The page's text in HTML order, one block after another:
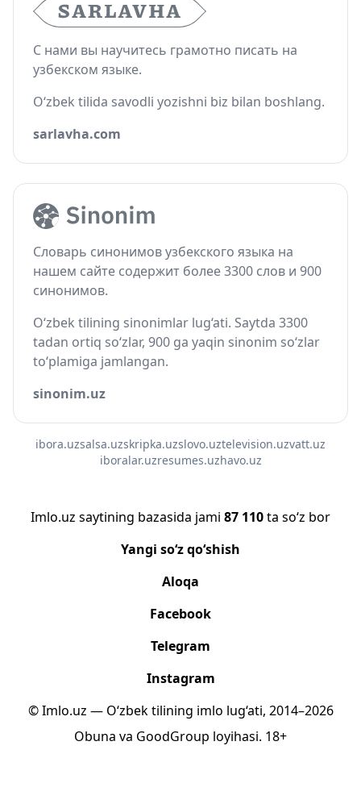
С нами вы научитесь грамотно писать на
узбекском языке.
O‘zbek tilida savodli yozishni biz bilan boshlang.
sarlavha.com
Словарь синонимов узбекского языка на
нашем сайте содержит более 3300 слов и 900
синонимов.
O‘zbek tilining sinonimlar lug‘ati. Saytda 3300
tadan ortiq so‘zlar, 900 ga yaqin sinonim so‘zlar
to‘plamiga jamlangan.
sinonim.uz
ibora.uzsalsa.uzskripka.uzslovo.uztelevision.uzvatt.uz
iboralar.uzresumes.uzhavo.uz
Imlo.uz saytining bazasida jami 87 110ta so‘z bor
Yangi so‘z qo‘shish
Aloqa
Facebook
Telegram
Instagram
© Imlo.uz — O‘zbek tilining imlo lug‘ati, 2014–2026
Obuna va GoodGroup loyihasi. 18+